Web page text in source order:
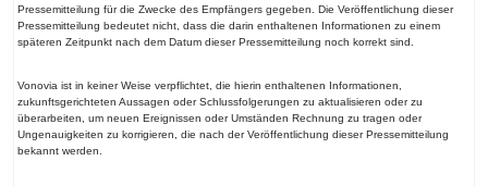
Pressemitteilung für die Zwecke des Empfängers gegeben. Die Veröffentlichung dieser
Pressemitteilung bedeutet nicht, dass die darin enthaltenen Informationen zu einem
späteren Zeitpunkt nach dem Datum dieser Pressemitteilung noch korrekt sind.
Vonovia ist in keiner Weise verpflichtet, die hierin enthaltenen Informationen,
zukunftsgerichteten Aussagen oder Schlussfolgerungen zu aktualisieren oder zu
überarbeiten, um neuen Ereignissen oder Umständen Rechnung zu tragen oder
Ungenauigkeiten zu korrigieren, die nach der Veröffentlichung dieser Pressemitteilung
bekannt werden.